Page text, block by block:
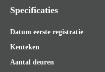
Specificaties
Datum eerste registratie
Kenteken
Aantal deuren